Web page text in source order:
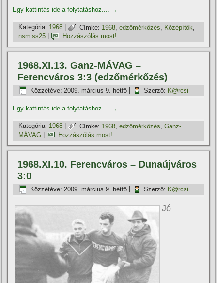
Egy kattintás ide a folytatáshoz.... →
Kategória: 1968 | Címke: 1968 ,edzőmérkőzés Középí­tők
nsmiss25
Hozzászólás most!
1968.XI.13. Ganz-MÁVAG –
Ferencváros 3:3 (edzőmérkőzés)
Közzétéve: 2009. március 9. hétfő Szerző: K@rcsi
Egy kattintás ide a folytatáshoz.... →
Kategória: 1968 | Címke: 1968 ,edzőmérkőzés ,Ganz-
MÁVAG
Hozzászólás most!
1968.XI.10. Ferencváros – Dunaújváros
3:0
Közzétéve: 2009. március 9. hétfő Szerző: K@rcsi
Jó